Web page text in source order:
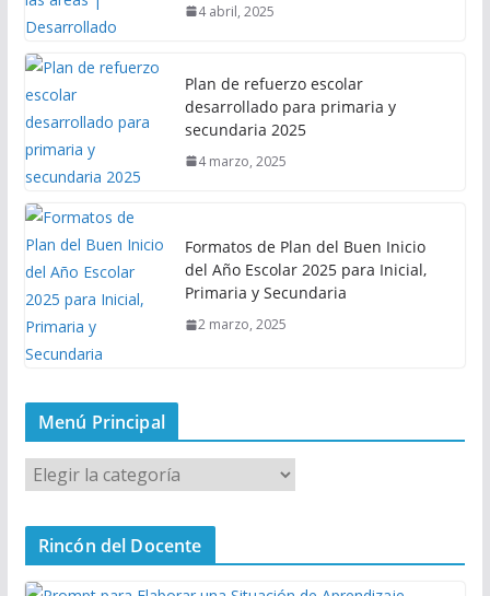
4 abril, 2025
Plan de refuerzo escolar
desarrollado para primaria y
secundaria 2025
4 marzo, 2025
Formatos de Plan del Buen Inicio
del Año Escolar 2025 para Inicial,
Primaria y Secundaria
2 marzo, 2025
Menú Principal
M
e
n
P
Rincón del Docente